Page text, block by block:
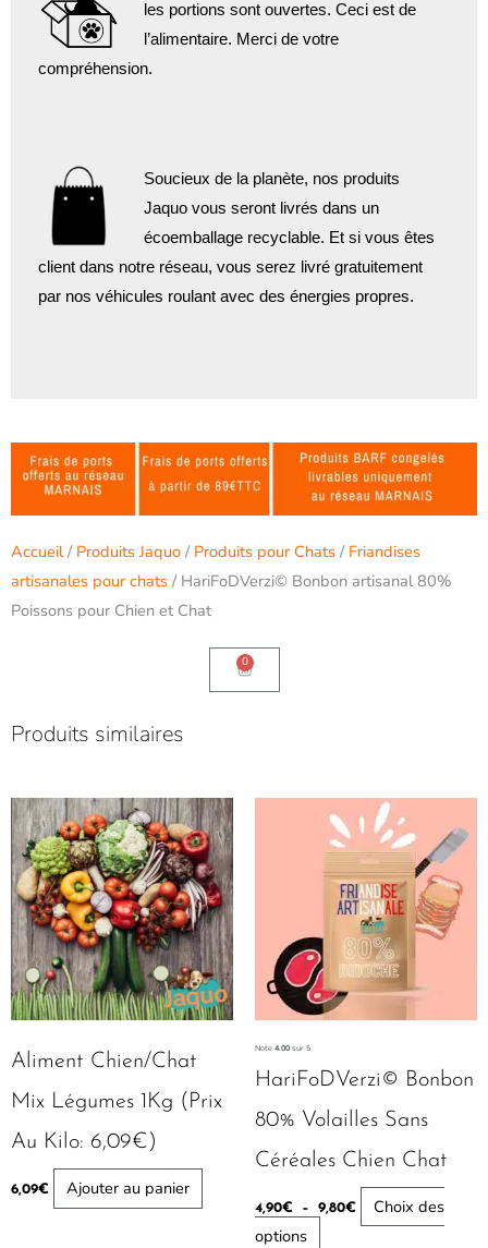
les portions sont ouvertes. Ceci est de
l’alimentaire. Merci de votre
compréhension.
Soucieux de la planète, nos produits
Jaquo vous seront livrés dans un
écoemballage recyclable. Et si vous êtes
client dans notre réseau, vous serez livré gratuitement
par nos véhicules roulant avec des énergies propres.
Accueil/ Produits Jaquo / Produits pour Chats / Friandises
artisanales pour chats / HariFoDVerzi© Bonbon artisanal 80%
Poissons pour Chien et Chat
0
Panier
Produits similaires
Aliment Chien/chat
Mix Légumes 1Kg (Prix
Au Kilo: 6,09€)
6,09€ Ajouter au panier
Note 4.00 sur 5
HariFoDVerzi© Bonbon
80% Volailles Sans
Céréales Chien Chat
4,90€ – 9,80€
Plage
de
prix :
4,90€
à
9,80€
Choix des
options
Ce
produit
a
plusieurs
variations.
Les
options
peuvent
choisies
sur
page
produit